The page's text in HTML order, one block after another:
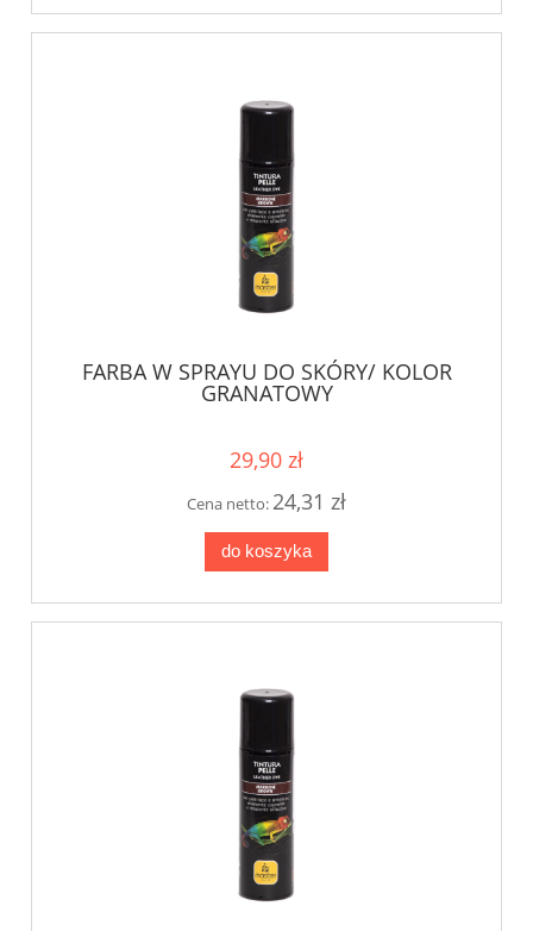
FARBA W SPRAYU DO SKÓRY/ KOLOR
GRANATOWY
29,90 zł
Cena netto: 24,31 zł
do koszyka